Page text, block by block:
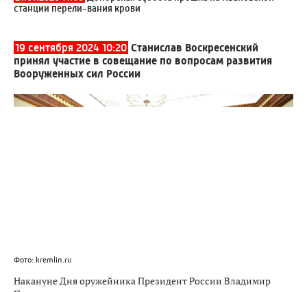
станции перели-вания крови
19 сентября 2024 10:20 Станислав Воскресенский
принял участие в совещание по вопросам развития
Вооруженных сил России
Фото: kremlin.ru
Накануне Дня оружейника Президент России Владимир